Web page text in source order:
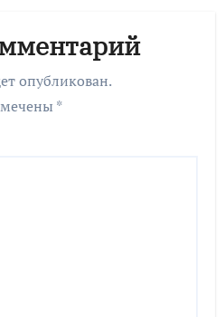
опубликован.
*